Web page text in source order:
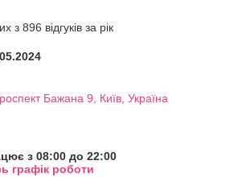
з 896 відгуків за рік
Бажана 9, Київ, Україна
з 08:00 до 22:00
графік роботи